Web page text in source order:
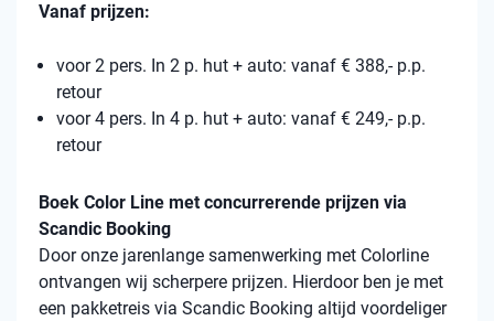
Vanaf prijzen:
voor 2 pers. In 2 p. hut + auto: vanaf € 388,- p.p.
retour
voor 4 pers. In 4 p. hut + auto: vanaf € 249,- p.p.
retour
Boek Color Line met concurrerende prijzen via
Scandic Booking
Door onze jarenlange samenwerking met Colorline
ontvangen wij scherpere prijzen. Hierdoor ben je met
een pakketreis via Scandic Booking altijd voordeliger